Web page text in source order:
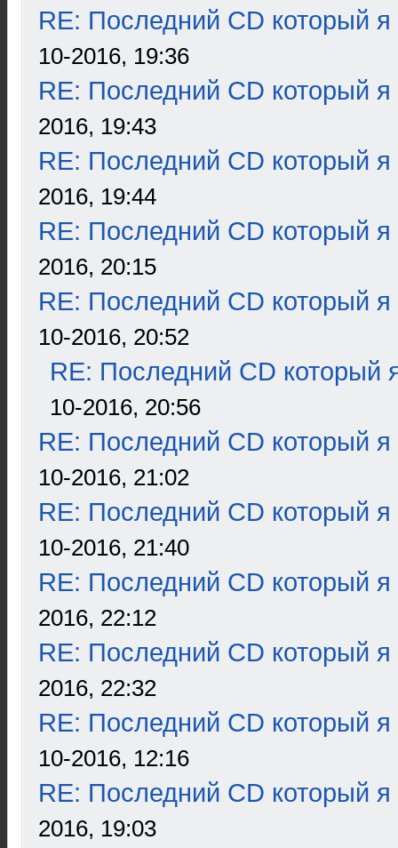
RE: Последний CD который я
10-2016, 19:36
RE: Последний CD который я
2016, 19:43
RE: Последний CD который я
2016, 19:44
RE: Последний CD который я
2016, 20:15
RE: Последний CD который я
10-2016, 20:52
RE: Последний CD который
10-2016, 20:56
RE: Последний CD который я
10-2016, 21:02
RE: Последний CD который я
10-2016, 21:40
RE: Последний CD который я
2016, 22:12
RE: Последний CD который я
2016, 22:32
RE: Последний CD который я
10-2016, 12:16
RE: Последний CD который я
2016, 19:03